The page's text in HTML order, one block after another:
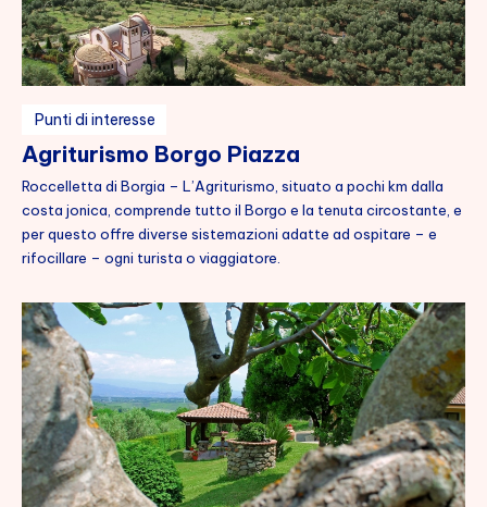
English
Punti di interesse
Agriturismo Borgo Piazza
Roccelletta di Borgia – L’Agriturismo, situato a pochi km dalla
costa jonica, comprende tutto il Borgo e la tenuta circostante, e
per questo offre diverse sistemazioni adatte ad ospitare – e
rifocillare – ogni turista o viaggiatore.